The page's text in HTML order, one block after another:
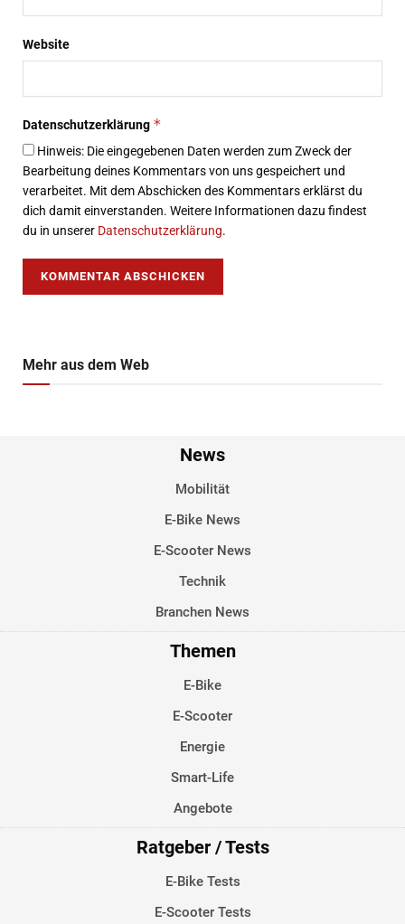
Website
Datenschutzerklärung *
Hinweis: Die eingegebenen Daten werden zum Zweck der
Bearbeitung deines Kommentars von uns gespeichert und
verarbeitet. Mit dem Abschicken des Kommentars erklärst du
dich damit einverstanden. Weitere Informationen dazu findest
du in unserer Datenschutzerklärung.
Mehr aus dem Web
News
Mobilität
E-Bike News
E-Scooter News
Technik
Branchen News
Themen
E-Bike
E-Scooter
Energie
Smart-Life
Angebote
Ratgeber / Tests
E-Bike Tests
E-Scooter Tests